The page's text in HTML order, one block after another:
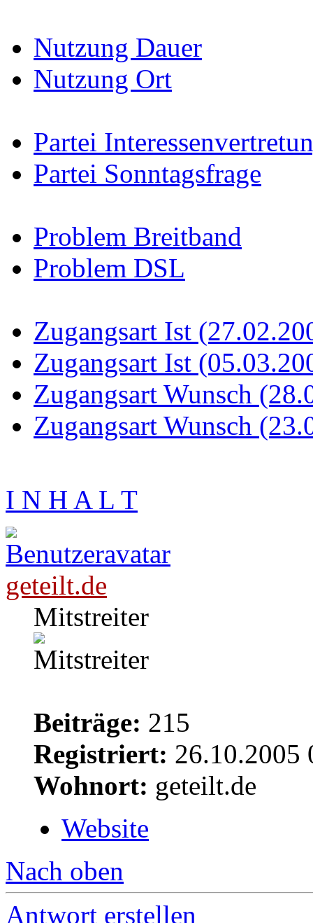
Nutzung Dauer
Nutzung Ort
Partei
Partei Sonntagsfrage
Problem Breitband
Problem DSL
Zugangsart Ist
Zugangsart Ist
Zugangsart Wunsch
Zugangsart Wunsch
I N H A L T
geteilt.de
Mitstreiter
Beiträge: 215
Registriert: 26.10.2005
Wohnort: geteilt.de
Website
Nach oben
Antwort erstellen